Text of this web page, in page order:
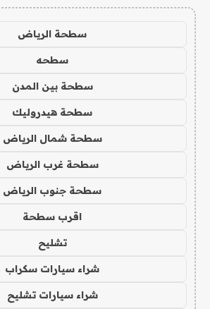
سطحة الرياض
سطحه
سطحة بين المدن
سطحة هيدروليك
سطحة شمال الرياض
سطحة غرب الرياض
سطحة جنوب الرياض
اقرب سطحة
تشليح
شراء سيارات سكراب
شراء سيارات تشليح